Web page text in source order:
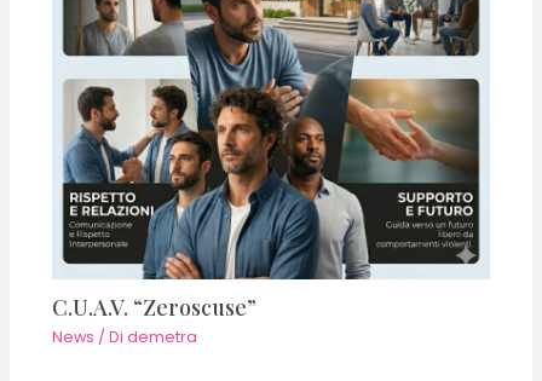
C.U.A.V. “Zeroscuse”
News / Di demetra